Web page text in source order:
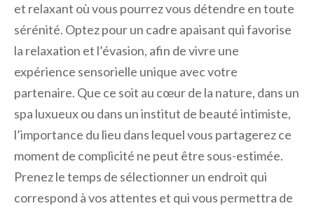
et relaxant où vous pourrez vous détendre en toute
sérénité. Optez pour un cadre apaisant qui favorise
la relaxation et l’évasion, afin de vivre une
expérience sensorielle unique avec votre
partenaire. Que ce soit au cœur de la nature, dans un
spa luxueux ou dans un institut de beauté intimiste,
l’importance du lieu dans lequel vous partagerez ce
moment de complicité ne peut être sous-estimée.
Prenez le temps de sélectionner un endroit qui
correspond à vos attentes et qui vous permettra de